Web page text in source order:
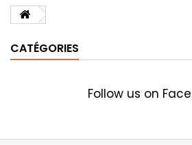
CATÉGORIES
Follow us on